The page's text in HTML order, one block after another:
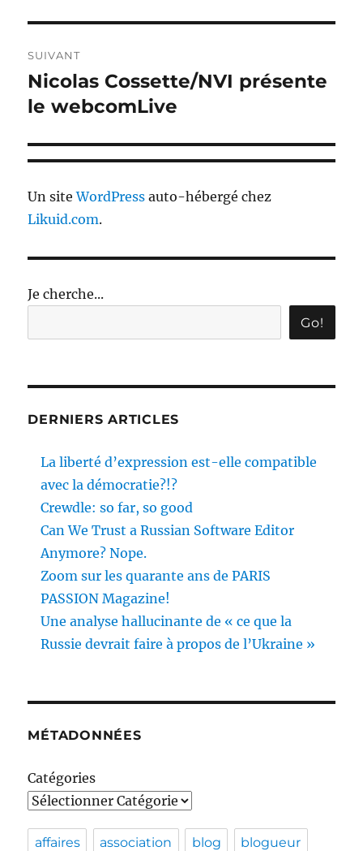
SUIVANT
Publication
suivante :
Nicolas Cossette/NVI présente
le webcomLive
Un siteWordPress auto-hébergé chez
Likuid.com.
Je cherche...
Go!
DERNIERS ARTICLES
La liberté d’expression est-elle compatible
avec la démocratie?!?
Crewdle: so far, so good
Can We Trust a Russian Software Editor
Anymore? Nope.
Zoom sur les quarante ans de PARIS
PASSION Magazine!
Une analyse hallucinante de « ce que la
Russie devrait faire à propos de l’Ukraine »
MÉTADONNÉES
Catégories
affaires association blog blogueur